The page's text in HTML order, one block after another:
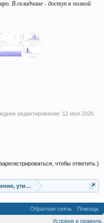
В складчине - доступ к полной
редактирование: 12 июл 2026
чтобы ответить.)
утилиты для трейдинга
Обратная связь
Помощь
Условия и правила